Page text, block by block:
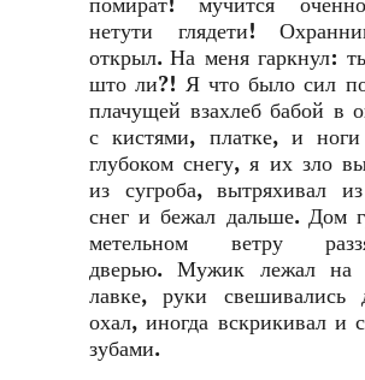
помират! мучится
нетути глядети!
открыл. На меня гаркнул:
што ли?! Я что было сил
плачущей взахлеб бабой в
с кистями, платке, и
глубоком снегу, я их зло
из сугроба, вытряхивал
снег и бежал дальше. Дом
метельном ветру
дверью. Мужик лежал на
лавке, руки свешивались
охал, иногда вскрикивал и
зубами.